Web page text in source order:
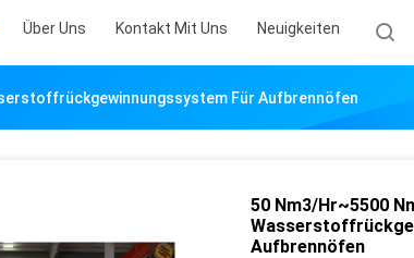
Über Uns Kontakt Mit Uns Neuigkeiten
Für Aufbrennöfen
50 Nm3/Hr~5500
Aufbrennöfen